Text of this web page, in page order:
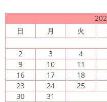
ー
シ
日
月 火
2
3 4
9
10 11
16
17 18
23
24 25
30
31